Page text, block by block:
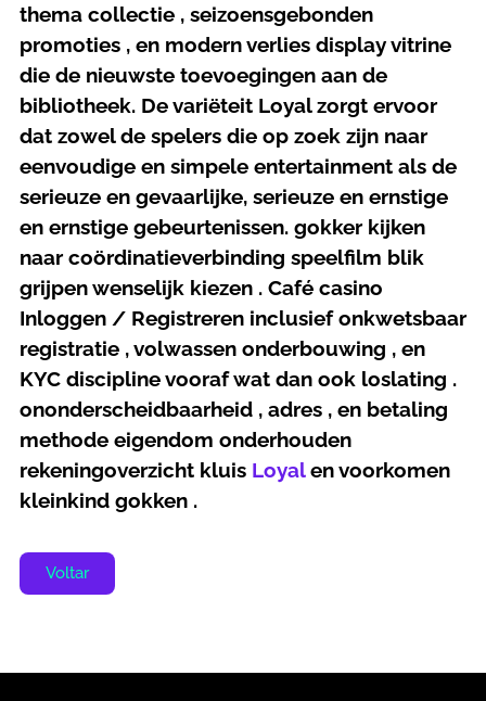
thema collectie , seizoensgebonden
promoties , en modern verlies display vitrine
die de nieuwste toevoegingen aan de
bibliotheek. De variëteit Loyal zorgt ervoor
dat zowel de spelers die op zoek zijn naar
eenvoudige en simpele entertainment als de
serieuze en gevaarlijke, serieuze en ernstige
en ernstige gebeurtenissen. gokker kijken
naar coördinatieverbinding speelfilm blik
grijpen wenselijk kiezen . Café casino
Inloggen / Registreren inclusief onkwetsbaar
registratie , volwassen onderbouwing , en
KYC discipline vooraf wat dan ook loslating .
ononderscheidbaarheid , adres , en betaling
methode eigendom onderhouden
rekeningoverzicht kluis Loyalen voorkomen
kleinkind gokken .
Voltar